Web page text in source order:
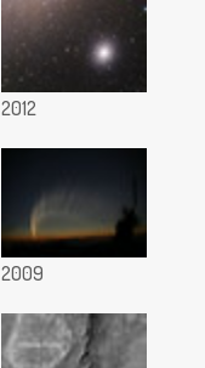
2012
2009